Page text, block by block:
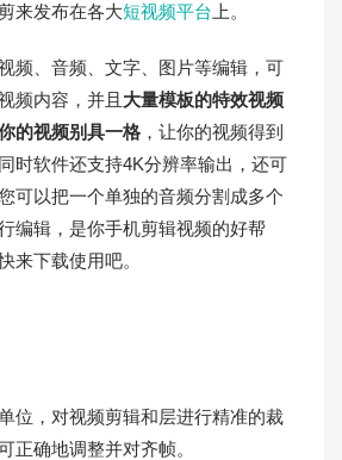
来发布在各大短视频平台 上。
频、音频、文字、图片等编辑，可
频内容，并且 大量模板的特效视频
的视频别具一格 ，让你的视频得到
时软件还支持4K分辨率输出，还可
可以把一个单独的音频分割成多个
编辑，是你手机剪辑视频的好帮
来下载使用吧。
位，对视频剪辑和层进行精准的裁
正确地调整并对齐帧。